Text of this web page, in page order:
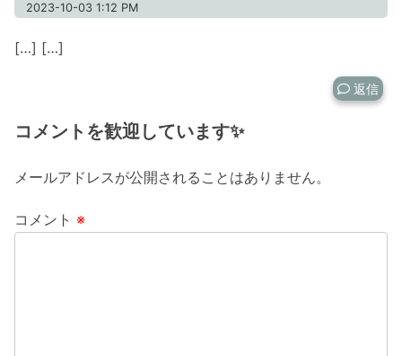
2023-10-03 1:12 PM
[…] […]
返信
コメントを歓迎しています✨
メールアドレスが公開されることはありません。
コメント ※